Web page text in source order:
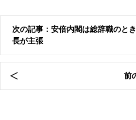
次の記事：安倍内閣は総辞職のと
長が主張
前